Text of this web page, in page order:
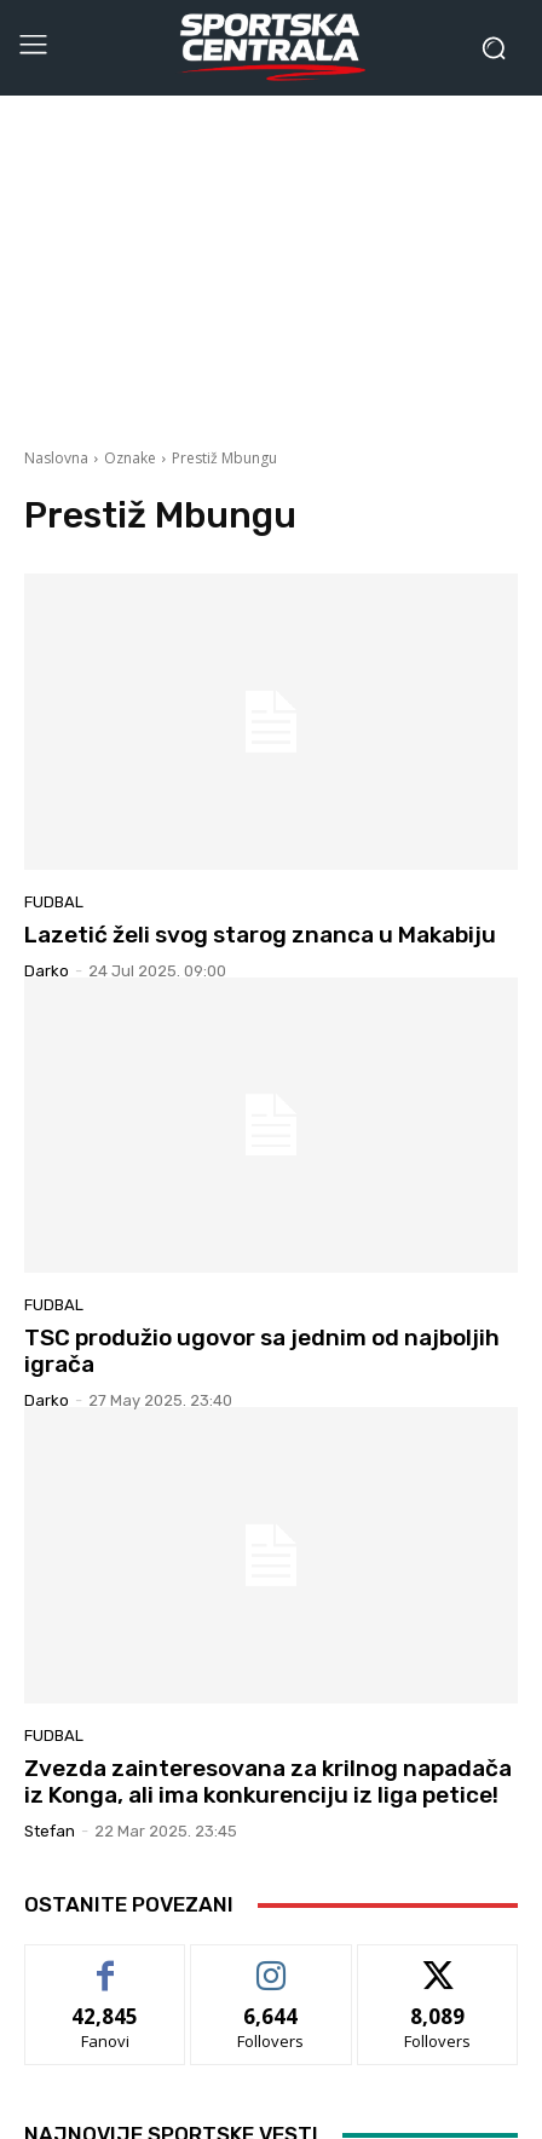
Naslovna Oznake Prestiž Mbungu
Prestiž Mbungu
FUDBAL
Lazetić želi svog starog znanca u Makabiju
Darko - 24 Jul 2025. 09:00
FUDBAL
TSC produžio ugovor sa jednim od najboljih
igrača
Darko - 27 May 2025. 23:40
FUDBAL
Zvezda zainteresovana za krilnog napadača
iz Konga, ali ima konkurenciju iz liga petice!
Stefan - 22 Mar 2025. 23:45
OSTANITE POVEZANI
42,845
Fanovi
6,644
Follovers
8,089
Follovers